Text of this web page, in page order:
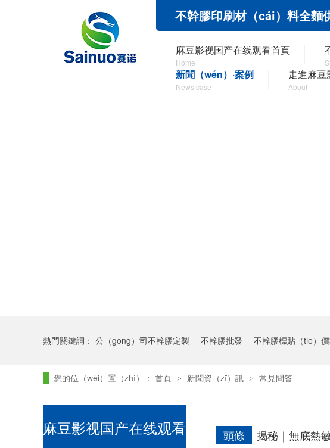
不幹膠印刷材（cái）料全麵
麻豆影视国产在线观看首頁
Home
新聞（wén）·案例
News case
走進麻豆
About
熱門關鍵詞： 公（gōng）司不幹膠定製 不幹膠批發 不幹膠標貼（tiē）
您的位（wèi）置（zhì）： 首頁 > 新聞資（zī）訊 > 常見問答
揭秘｜無底熱
頭條
麻豆影视国产在线观看